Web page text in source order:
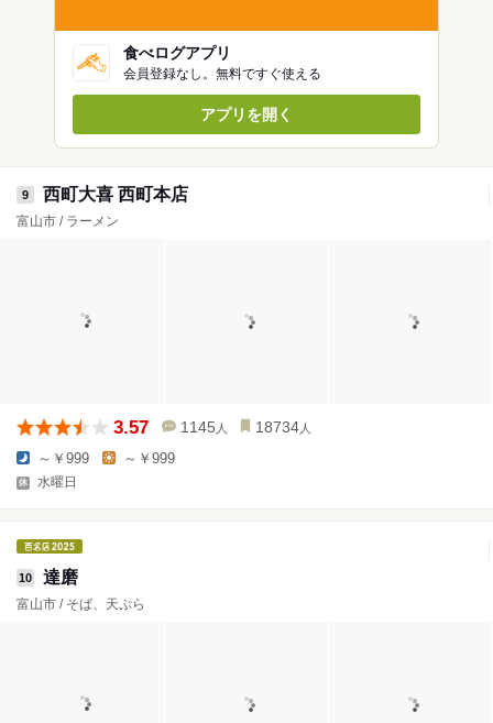
食べログアプリ
会員登録なし。無料ですぐ使える
アプリを開く
9 西町大喜 西町本店
富山市 / ラーメン
3.57 1145 人 18734 人
～￥999 ～￥999
水曜日
10 達磨
富山市 / そば、天ぷら